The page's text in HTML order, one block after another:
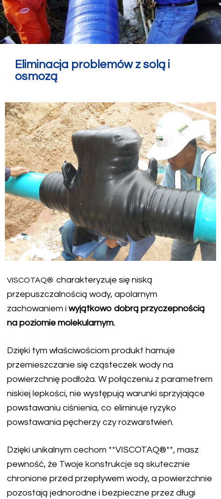
Eliminacja problemów z solą i
osmozą
VISCOTAQ® charakteryzuje się niską
przepuszczalnością wody, apolarnym
zachowaniem i wyjątkowo dobrą przyczepnością
na poziomie molekularnym.
Dzięki tym właściwościom produkt hamuje
przemieszczanie się cząsteczek wody na
powierzchnię podłoża. W połączeniu z parametrem
niskiej lepkości, nie występują warunki sprzyjające
powstawaniu ciśnienia, co eliminuje ryzyko
powstawania pęcherzy czy rozwarstwień.
Dzięki unikalnym cechom **VISCOTAQ®**, masz
pewność, że Twoje konstrukcje są skutecznie
chronione przed przepływem wody, a powierzchnie
pozostają jednorodne i bezpieczne przez długi